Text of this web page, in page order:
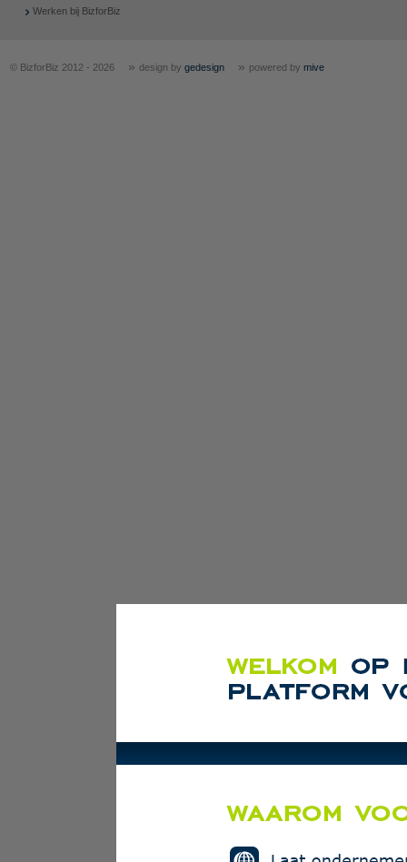
Werken bij BizforBiz
© BizforBiz 2012 - 2026 » design by gedesign » powered by mive